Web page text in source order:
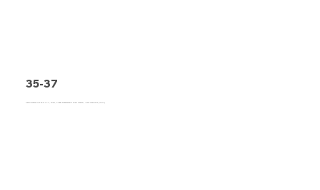
35-37
Transportband type 35-37 PVC, zwart, 3-laags breedtestabiel zwart weefsel, lichte constructie (LRSAZ)